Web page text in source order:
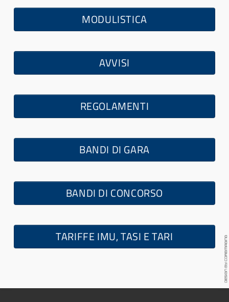
MODULISTICA
AVVISI
REGOLAMENTI
BANDI DI GARA
BANDI DI CONCORSO
TARIFFE IMU, TASI E TARI